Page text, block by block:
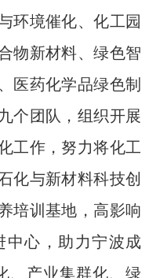
环境催化、化工园
物新材料、绿色智
医药化学品绿色制
个团队，组织开展
工作，努力将化工
化与新材料科技创
培训基地，高影响
中心，助力宁波成
、产业集群化、绿